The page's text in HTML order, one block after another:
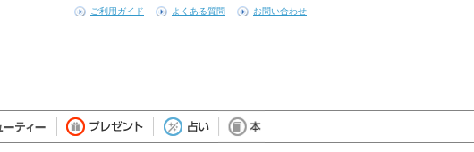
ご利用ガイド よくある質問 お問い合わせ